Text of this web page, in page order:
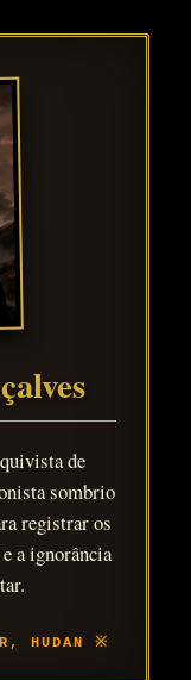
de
sombrio
registrar os
a ignorância
HUDAN